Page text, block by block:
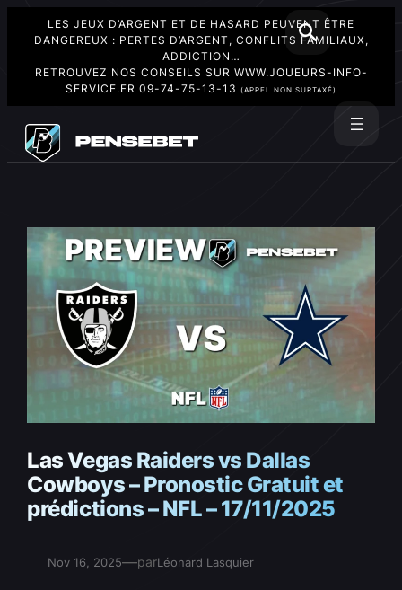
LES JEUX D’ARGENT ET DE HASARD PEUVENT ÊTRE
DANGEREUX : PERTES D’ARGENT, CONFLITS FAMILIAUX,
ADDICTION…
RETROUVEZ NOS CONSEILS SUR WWW.JOUEURS-INFO-
SERVICE.FR 09-74-75-13-13 (APPEL NON SURTAXÉ)
contenu
Las Vegas Raiders vs Dallas
Cowboys – Pronostic Gratuit et
prédictions – NFL – 17/11/2025
Nov 16, 2025—parLéonard Lasquier